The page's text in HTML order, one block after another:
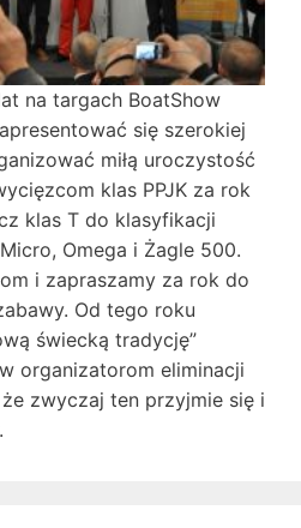
na targach BoatShow
się szerokiej
miłą uroczystość
klas PPJK za rok
klas T do klasyfikacji
Omega i Żagle 500.
i zapraszamy za rok do
Od tego roku
świecką tradycję”
organizatorom eliminacji
że zwyczaj ten przyjmie się i